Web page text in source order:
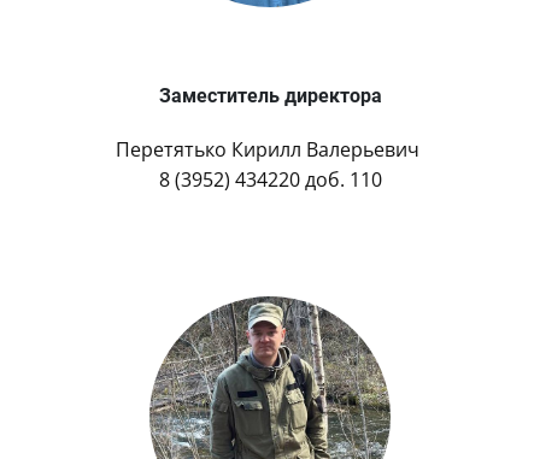
Заместитель директора
Перетятько Кирилл Валерьевич
8 (3952) 434220 доб. 110